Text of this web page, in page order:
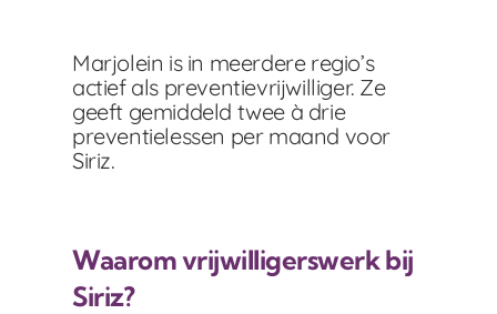
Marjolein is in meerdere regio’s
actief als preventievrijwilliger. Ze
geeft gemiddeld twee à drie
preventielessen per maand voor
Siriz.
Waarom vrijwilligerswerk bij
Siriz?